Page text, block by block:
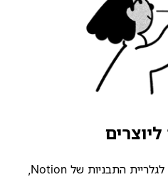
להעלות את התבנית שלכם לגלריית התבניות של Notion,